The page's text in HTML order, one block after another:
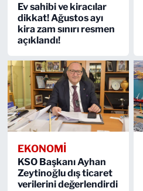
Ev sahibi ve kiracılar
dikkat! Ağustos ayı
kira zam sınırı resmen
açıklandı!
EKONOMİ
KSO Başkanı Ayhan
Zeytinoğlu dış ticaret
verilerini değerlendirdi